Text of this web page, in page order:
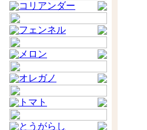
コリアンダー
フェンネル
メロン
オレガノ
トマト
とうがらし